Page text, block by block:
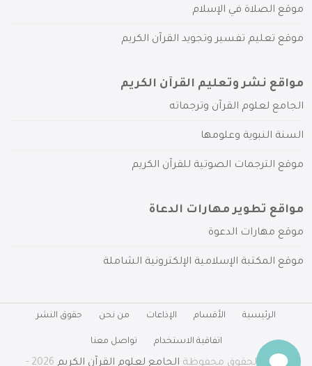
موقع الصلاة في الإسلام
موقع تعليم تفسير وتجويد القرآن الكريم
مواقع نشر وتعليم القرآن الكريم
الجامع لعلوم القرآن وترجماته
السنة النبوية وعلومها
موقع الترجمات الصوتية للقرآن الكريم
مواقع تطوير مهارات الدعاة
موقع مهارات الدعوة
موقع المكتبة الإسلامية الإلكترونية الشاملة
الرئيسية الأقسام الإذاعات من نحن حقوق النشر
اتفاقية الاستخدام تواصل معنا
جميع الحقوق محفوظة الجامع لعلوم القرآن الكريم 2026 -